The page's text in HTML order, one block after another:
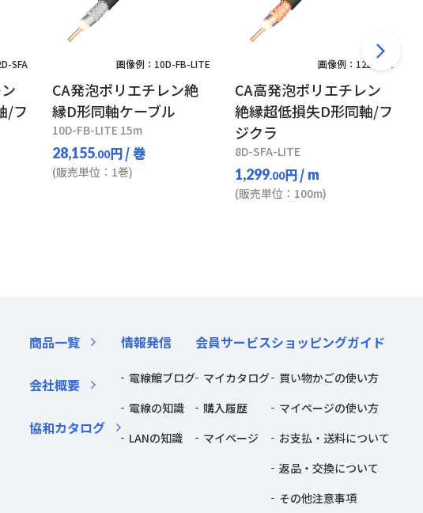
SFA
/フ
画像例：10D-FB-LITE
CA発泡ポリエチレン絶
縁D形同軸ケーブル
10D-FB-LITE 15m
28,155.00円/ 巻
(販売単位：1巻)
画像例：12D-SFA
CA高発泡ポリエチレン
絶縁超低損失D形同軸/フ
ジクラ
8D-SFA-LITE
1,299.00円/ m
(販売単位：100m)
商品一覧
会社概要
協和カタログ
情報発信
電線館ブログ
電線の知識
LANの知識
会員サービス
マイカタログ
購入履歴
マイページ
ショッピングガイド
買い物かごの使い方
マイページの使い方
お支払・送料について
返品・交換について
その他注意事項